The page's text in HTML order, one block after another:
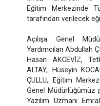
Eğitim Merkezinde
tarafından verilecek
Açılışa Genel
Yardımcıları Abdullah
Hasan AKCEVİZ,
ALTAY, Hüseyin
ÇULLU, Eğitim
Genel Müdürlüğümüz
Yazılım Uzmanı